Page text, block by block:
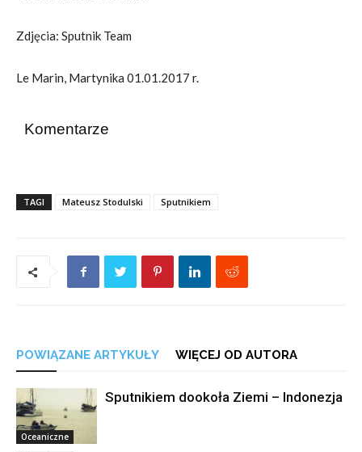
Zdjęcia: Sputnik Team
Le Marin, Martynika 01.01.2017 r.
Komentarze
TAGI Mateusz Stodulski Sputnikiem
POWIĄZANE ARTYKUŁY WIĘCEJ OD AUTORA
Oceaniczne
Sputnikiem dookoła Ziemi – Indonezja